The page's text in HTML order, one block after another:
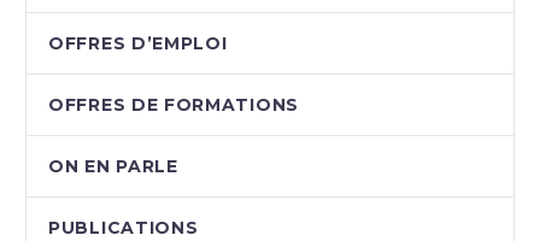
OFFRES D’EMPLOI
OFFRES DE FORMATIONS
ON EN PARLE
PUBLICATIONS